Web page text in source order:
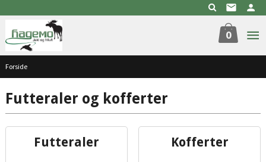
til
innholdet
0
Forside
Futteraler og kofferter
Futteraler Kofferter